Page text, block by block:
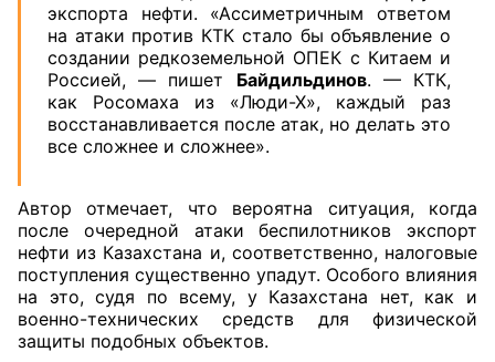
экспорта нефти. «Ассиметричным ответом
на атаки против КТК стало бы объявление о
создании редкоземельной ОПЕК с Китаем и
Россией, — пишет Байдильдинов. — КТК,
как Росомаха из «Люди-Х», каждый раз
восстанавливается после атак, но делать это
все сложнее и сложнее».
Автор отмечает, что вероятна ситуация, когда
после очередной атаки беспилотников экспорт
нефти из Казахстана и, соответственно, налоговые
поступления существенно упадут. Особого влияния
на это, судя по всему, у Казахстана нет, как и
военно-технических средств для физической
защиты подобных объектов.